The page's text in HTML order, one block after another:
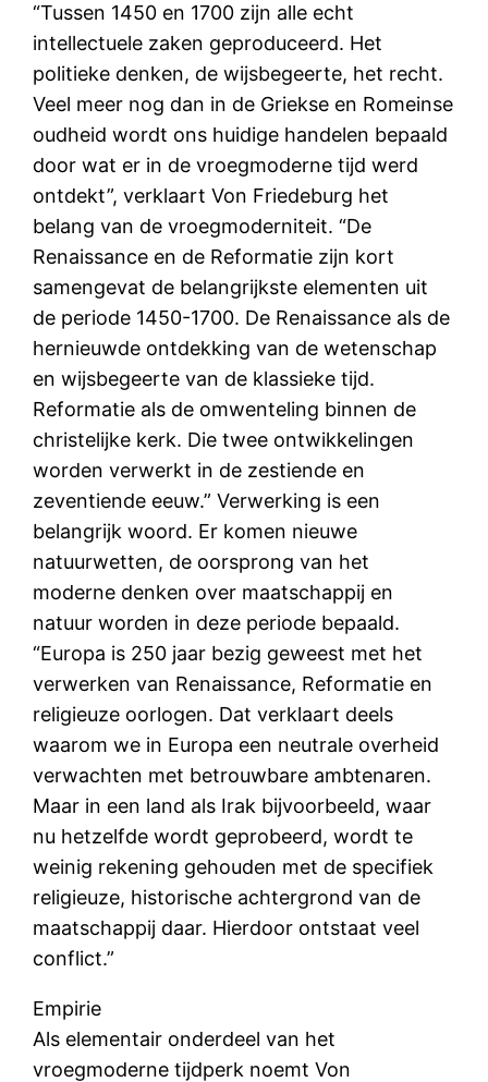
“Tussen 1450 en 1700 zijn alle echt
intellectuele zaken geproduceerd. Het
politieke denken, de wijsbegeerte, het recht.
Veel meer nog dan in de Griekse en Romeinse
oudheid wordt ons huidige handelen bepaald
door wat er in de vroegmoderne tijd werd
ontdekt”, verklaart Von Friedeburg het
belang van de vroegmoderniteit. “De
Renaissance en de Reformatie zijn kort
samengevat de belangrijkste elementen uit
de periode 1450-1700. De Renaissance als de
hernieuwde ontdekking van de wetenschap
en wijsbegeerte van de klassieke tijd.
Reformatie als de omwenteling binnen de
christelijke kerk. Die twee ontwikkelingen
worden verwerkt in de zestiende en
zeventiende eeuw.” Verwerking is een
belangrijk woord. Er komen nieuwe
natuurwetten, de oorsprong van het
moderne denken over maatschappij en
natuur worden in deze periode bepaald.
“Europa is 250 jaar bezig geweest met het
verwerken van Renaissance, Reformatie en
religieuze oorlogen. Dat verklaart deels
waarom we in Europa een neutrale overheid
verwachten met betrouwbare ambtenaren.
Maar in een land als Irak bijvoorbeeld, waar
nu hetzelfde wordt geprobeerd, wordt te
weinig rekening gehouden met de specifiek
religieuze, historische achtergrond van de
maatschappij daar. Hierdoor ontstaat veel
conflict.”
Empirie
Als elementair onderdeel van het
vroegmoderne tijdperk noemt Von